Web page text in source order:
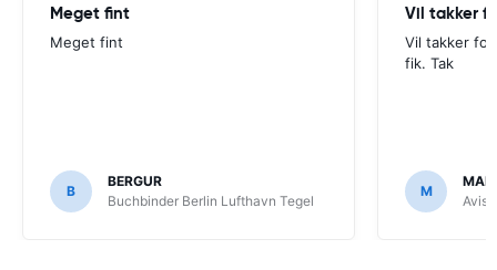
Meget fint
Meget fint
B
BERGUR
Buchbinder Berlin Lufthavn Tegel
Vil takker
Vil takker
fik. Tak
M
Avis